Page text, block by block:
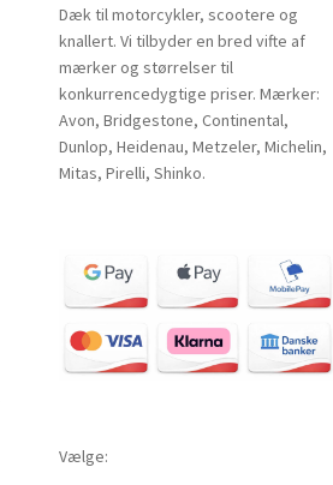
Dæk til motorcykler, scootere og
knallert. Vi tilbyder en bred vifte af
mærker og størrelser til
konkurrencedygtige priser. Mærker:
Avon, Bridgestone, Continental,
Dunlop, Heidenau, Metzeler, Michelin,
Mitas, Pirelli, Shinko.
Vælge: